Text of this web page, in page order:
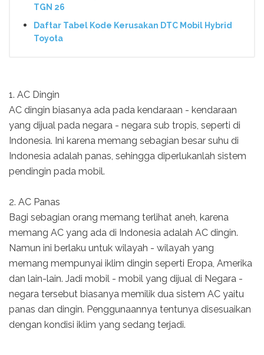
TGN 26
Daftar Tabel Kode Kerusakan DTC Mobil Hybrid
Toyota
1. AC Dingin
AC dingin biasanya ada pada kendaraan - kendaraan
yang dijual pada negara - negara sub tropis, seperti di
Indonesia. Ini karena memang sebagian besar suhu di
Indonesia adalah panas, sehingga diperlukanlah sistem
pendingin pada mobil.
2. AC Panas
Bagi sebagian orang memang terlihat aneh, karena
memang AC yang ada di Indonesia adalah AC dingin.
Namun ini berlaku untuk wilayah - wilayah yang
memang mempunyai iklim dingin seperti Eropa, Amerika
dan lain-lain. Jadi mobil - mobil yang dijual di Negara -
negara tersebut biasanya memilik dua sistem AC yaitu
panas dan dingin. Penggunaannya tentunya disesuaikan
dengan kondisi iklim yang sedang terjadi.